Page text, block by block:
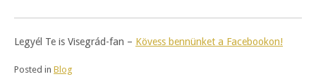
Legyél Te is Visegrád-fan – Kövess bennünket a Facebookon!
Posted in Blog